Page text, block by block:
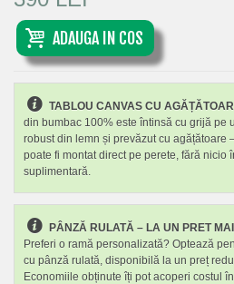
ADAUGA IN COS
TABLOU CANVAS CU
din bumbac 100% este întinsă cu grijă pe
robust din lemn și prevăzut cu agățătoare
poate fi montat direct pe perete, fără nicio
suplimentară.
PÂNZĂ RULATĂ – LA UN PRET
Preferi o ramă personalizată? Optează
cu pânză rulată, disponibilă la un preț
Economiile obținute îți pot acoperi costul